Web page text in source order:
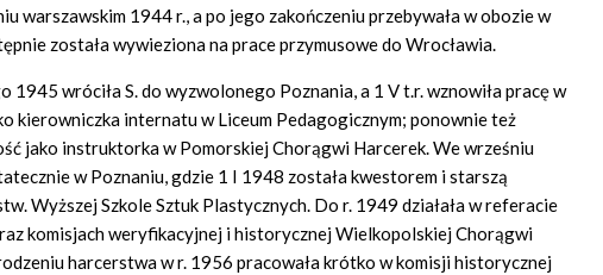
warszawskim 1944 r., a po jego zakończeniu przebywała w obozie w
została wywieziona na prace przymusowe do Wrocławia.
1945 wróciła S. do wyzwolonego Poznania, a 1 V t.r. wznowiła pracę w
kierowniczka internatu w Liceum Pedagogicznym; ponownie też
jako instruktorka w Pomorskiej Chorągwi Harcerek. We wrześniu
w Poznaniu, gdzie 1 I 1948 została kwestorem i starszą
Wyższej Szkole Sztuk Plastycznych. Do r. 1949 działała w referacie
komisjach weryfikacyjnej i historycznej Wielkopolskiej Chorągwi
harcerstwa w r. 1956 pracowała krótko w komisji historycznej